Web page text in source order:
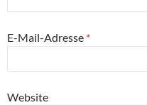
E-Mail-Adresse *
Website